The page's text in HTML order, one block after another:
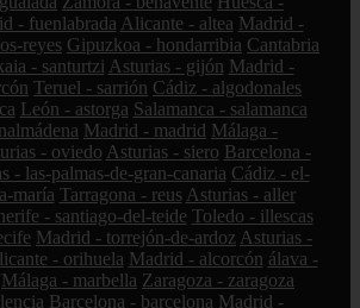
- fuenlabrada Alicante - altea Madrid -
reyes Gipuzkoa - hondarribia Cantabria
- santurtzi Asturias - gijón Madrid -
Teruel - sarrión Cádiz - algodonales
León - astorga Salamanca - salamanca
Madrid - madrid Málaga -
- oviedo Asturias - siero Barcelona -
- las-palmas-de-gran-canaria Cádiz - el-
maría Tarragona - reus Asturias - aller
- santiago-del-teide Toledo - illescas
Madrid - torrejón-de-ardoz Asturias -
- orihuela Madrid - alcorcón álava -
Málaga - marbella Zaragoza - zaragoza
Barcelona - barcelona Madrid -